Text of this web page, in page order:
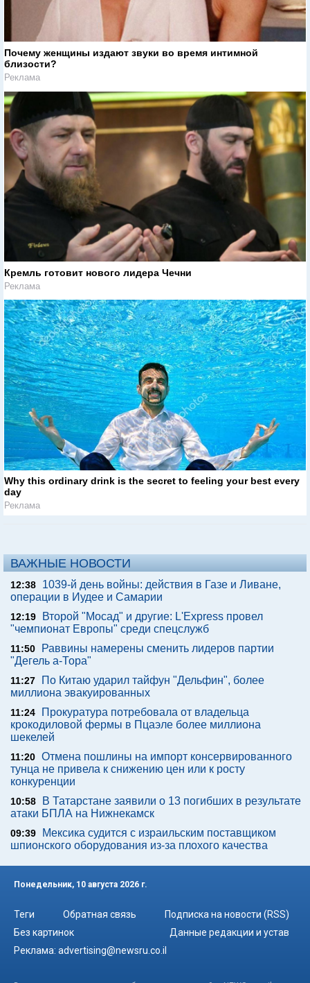
Почему женщины издают звуки во время интимной
близости?
Реклама
Кремль готовит нового лидера Чечни
Реклама
Why this ordinary drink is the secret to feeling your best every
day
Реклама
ВАЖНЫЕ НОВОСТИ
12:38
1039-й день войны: действия в Газе и Ливане,
операции в Иудее и Самарии
12:19
Второй "Мосад" и другие: L'Express провел
"чемпионат Европы" среди спецслужб
11:50
Раввины намерены сменить лидеров партии
"Дегель а-Тора"
11:27
По Китаю ударил тайфун "Дельфин", более
миллиона эвакуированных
11:24
Прокуратура потребовала от владельца
крокодиловой фермы в Пцаэле более миллиона
шекелей
11:20 Отмена пошлины на импорт консервированного
тунца не привела к снижению цен или к росту
конкуренции
10:58
В Татарстане заявили о 13 погибших в результате
атаки БПЛА на Нижнекамск
09:39
Мексика судится с израильским поставщиком
шпионского оборудования из-за плохого качества
Понедельник, 10 августа 2026 г.
Теги Обратная связь
Подписка на новости (RSS)
Без картинок
Данные редакции и устав
Реклама: advertising@newsru.co.il